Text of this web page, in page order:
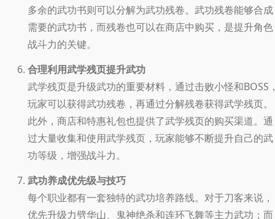
多余的武功书则可以分解为武功残卷。武功残卷能够合成
需要的武功书，而残卷也可以在商店中购买，是提升角色
战斗力的关键。
合理利用武学残页提升武功
武学残页是升级武功的重要材料，通过击败小怪和BOSS
玩家可以获得武功残卷，再通过分解残卷获得武学残页。
此外，商店和特惠礼包也提供了武学残页的购买渠道。通
过大量收集和使用武学残页，玩家能够不断提升自己的武
功等级，增强战斗力。
武功养成优先级与技巧
每个职业都有一套独特的武功培养路线。对于刀客来说，
优先升级力劈华山、鬼神绝杀和连环飞舞等主力武功；而